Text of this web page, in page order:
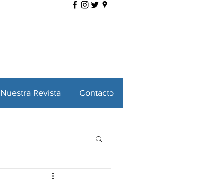
Nuestra Revista Contacto